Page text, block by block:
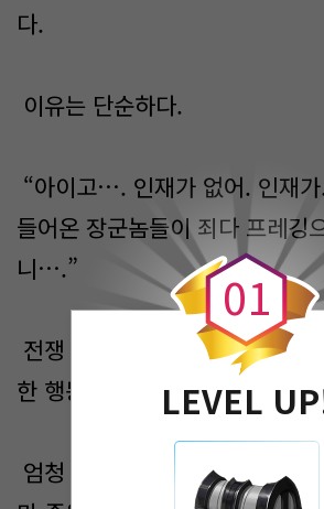
다.
이유는 단순하다.
“아이고…. 인재가 없어. 인재
들어온 장군놈들이 죄다 프레깅
니….”
전쟁 때문에 급하게 배치한 인
한 행동으로 적지 않게 죽었기 때
엄청 많이 죽은 것은 아니고 대
0
0
1
LEVEL